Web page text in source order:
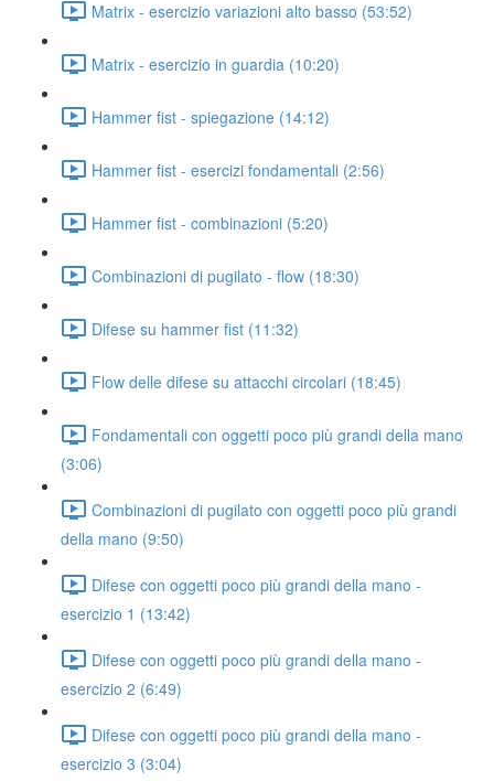
Matrix - esercizio variazioni alto basso (53:52)
Matrix - esercizio in guardia (10:20)
Hammer fist - spiegazione (14:12)
Hammer fist - esercizi fondamentali (2:56)
Hammer fist - combinazioni (5:20)
Combinazioni di pugilato - flow (18:30)
Difese su hammer fist (11:32)
Flow delle difese su attacchi circolari (18:45)
Fondamentali con oggetti poco più grandi della mano
(3:06)
Combinazioni di pugilato con oggetti poco più grandi
della mano (9:50)
Difese con oggetti poco più grandi della mano -
esercizio 1 (13:42)
Difese con oggetti poco più grandi della mano -
esercizio 2 (6:49)
Difese con oggetti poco più grandi della mano -
esercizio 3 (3:04)